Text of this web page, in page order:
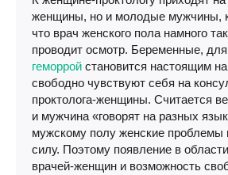
женщины, но и молодые мужчины,
что врач женского пола намного
проводит осмотр. Беременные,
геморрой становится настоящим
свободно чувствуют себя на
проктолога-женщины. Считается
и мужчина «говорят на разных
мужскому полу женские проблемы
силу. Поэтому появление в
врачей-женщин и возможность